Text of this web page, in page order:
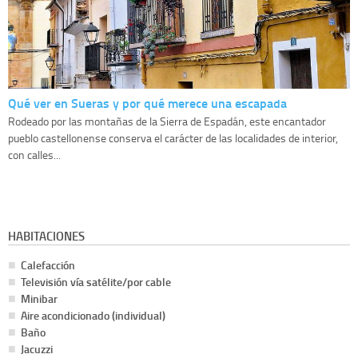
Qué ver en Sueras y por qué merece una escapada
Rodeado por las montañas de la Sierra de Espadán, este encantador
pueblo castellonense conserva el carácter de las localidades de interior,
con calles...
HABITACIONES
Calefacción
Televisión vía satélite/por cable
Minibar
Aire acondicionado (individual)
Baño
Jacuzzi